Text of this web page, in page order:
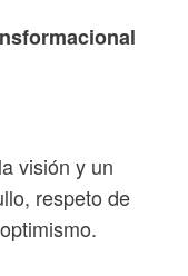
visión y un
respeto de